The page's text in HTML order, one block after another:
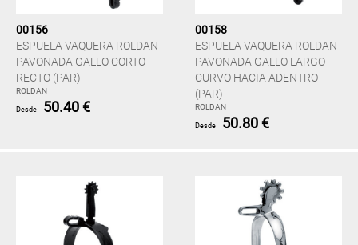
00156
ESPUELA VAQUERA ROLDAN
PAVONADA GALLO CORTO
RECTO (PAR)
ROLDAN
Desde 50.40 €
00158
ESPUELA VAQUERA ROLDAN
PAVONADA GALLO LARGO
CURVO HACIA ADENTRO
(PAR)
ROLDAN
Desde 50.80 €